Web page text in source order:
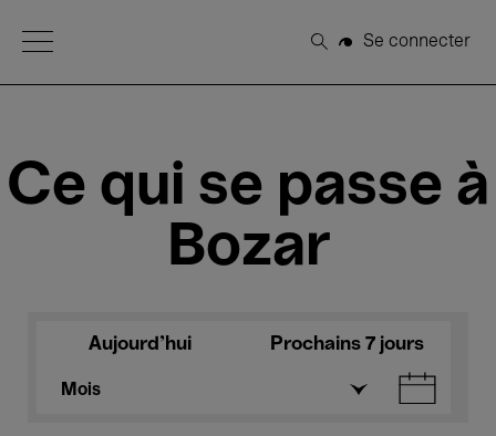
Open Menu
Rechercher
Se connecter
Ce qui se passe à
Bozar
Aujourd'hui Prochains 7 jours
Mois